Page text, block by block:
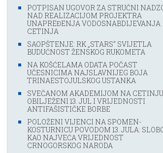
POTPISAN UGOVOR ZA STRUČNI
NAD REALIZACIJOM PROJEKTRA
UNAPREĐENJA VODOSNABDIJEVANJA
CETINJA
SAOPŠTENJE: RK „STARS“ SVIJETLA
BUDUĆNOST ŽENSKOG RUKOMETA
NA KOŠĆELAMA ODATA POČAST
UČESNICIMA NAJSLAVNIJEG BOJA
TRINAESTOJULSKOG USTANKA
SVEČANOM AKADEMIJOM NA CETINJU
OBILJEŽENI 13. JUL I VRIJEDNOSTI
ANTIFAŠISTIČKE BORBE
POLOŽENI VIJENCI NA SPOMEN-
KOSTURNICU POVODOM 13. JULA:
KAO NAJVEĆA VRIJEDNOST
CRNOGORSKOG NARODA